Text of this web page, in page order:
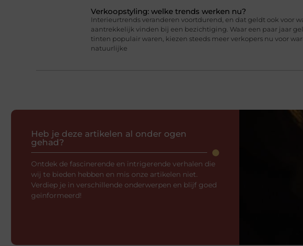
Verkoopstyling: welke trends werken nu?
Interieurtrends veranderen voortdurend, en dat geldt ook voor
aantrekkelijk vinden bij een bezichtiging. Waar een paar jaar
tinten populair waren, kiezen steeds meer verkopers nu voor
natuurlijke
Heb je deze artikelen al onder ogen
gehad?
Ontdek de fascinerende en intrigerende verhalen die
wij te bieden hebben en mis onze artikelen niet.
Verdiep je in verschillende onderwerpen en blijf goed
geïnformeerd!